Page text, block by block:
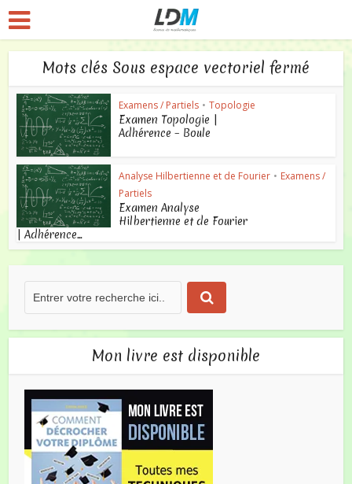
Mots clés Sous espace vectoriel fermé
Examens / Partiels • Topologie
Examen Topologie |
Adhérence – Boule
Analyse Hilbertienne et de Fourier • Examens /
Partiels
Examen Analyse
Hilbertienne et de Fourier
| Adhérence...
Mon livre est disponible